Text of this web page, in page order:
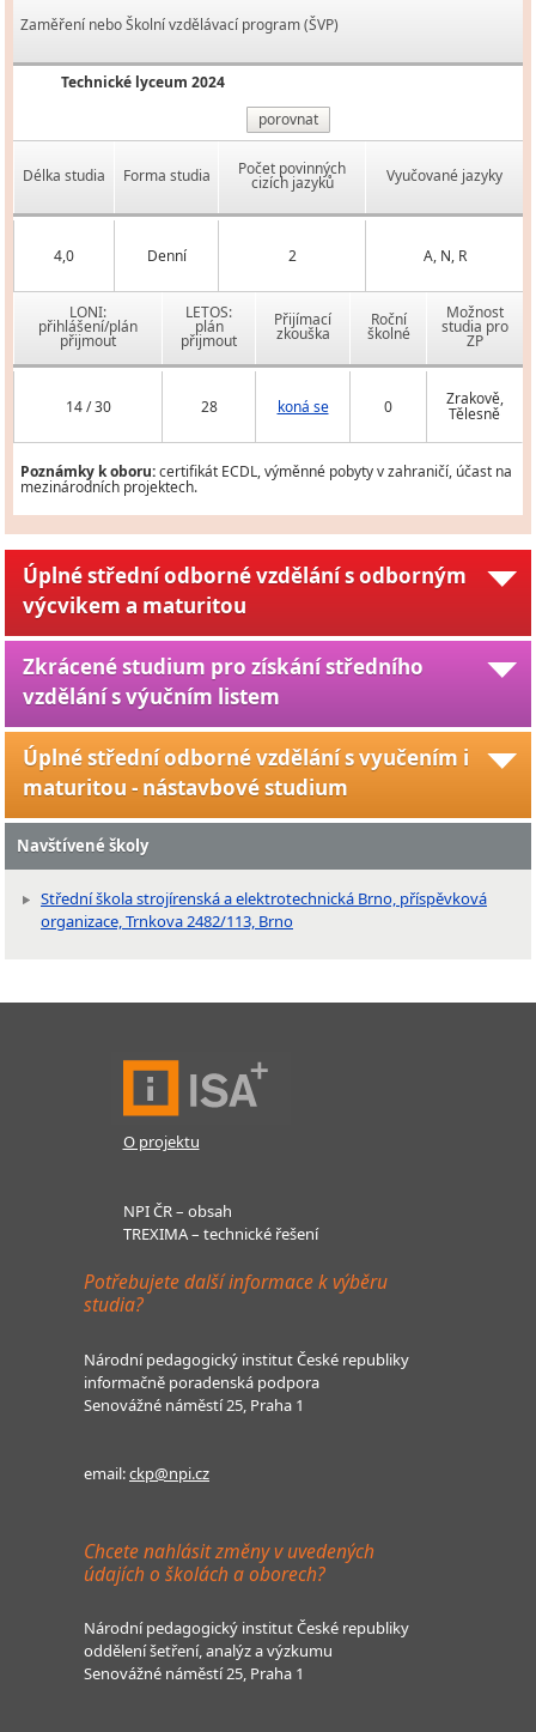
Zaměření nebo Školní vzdělávací program (ŠVP)
Technické lyceum 2024
porovnat
Délka studia Forma studia Počet povinných
cizích jazyků Vyučované jazyky
4,0 Denní 2 A, N, R
LONI:
přihlášení/plán
přijmout
LETOS:
plán
přijmout
Přijímací
zkouška
Roční
školné
Možnost
studia pro
ZP
14 / 30 28 koná se 0 Zrakově,
Tělesně
Poznámky k oboru:certifikát ECDL, výměnné pobyty v zahraničí, účast na
mezinárodních projektech.
Úplné střední odborné vzdělání s odborným
výcvikem a maturitou
Zkrácené studium pro získání středního
vzdělání s výučním listem
Úplné střední odborné vzdělání s vyučením i
maturitou - nástavbové studium
Navštívené školy
Střední škola strojírenská a elektrotechnická Brno, příspěvková
organizace, Trnkova 2482/113, Brno
O projektu
NPI ČR – obsah
TREXIMA – technické řešení
Potřebujete další informace k výběru
studia?
Národní pedagogický institut České republiky
informačně poradenská podpora
Senovážné náměstí 25, Praha 1
email:ckp@npi.cz
Chcete nahlásit změny v uvedených
údajích o školách a oborech?
Národní pedagogický institut České republiky
oddělení šetření, analýz a výzkumu
Senovážné náměstí 25, Praha 1